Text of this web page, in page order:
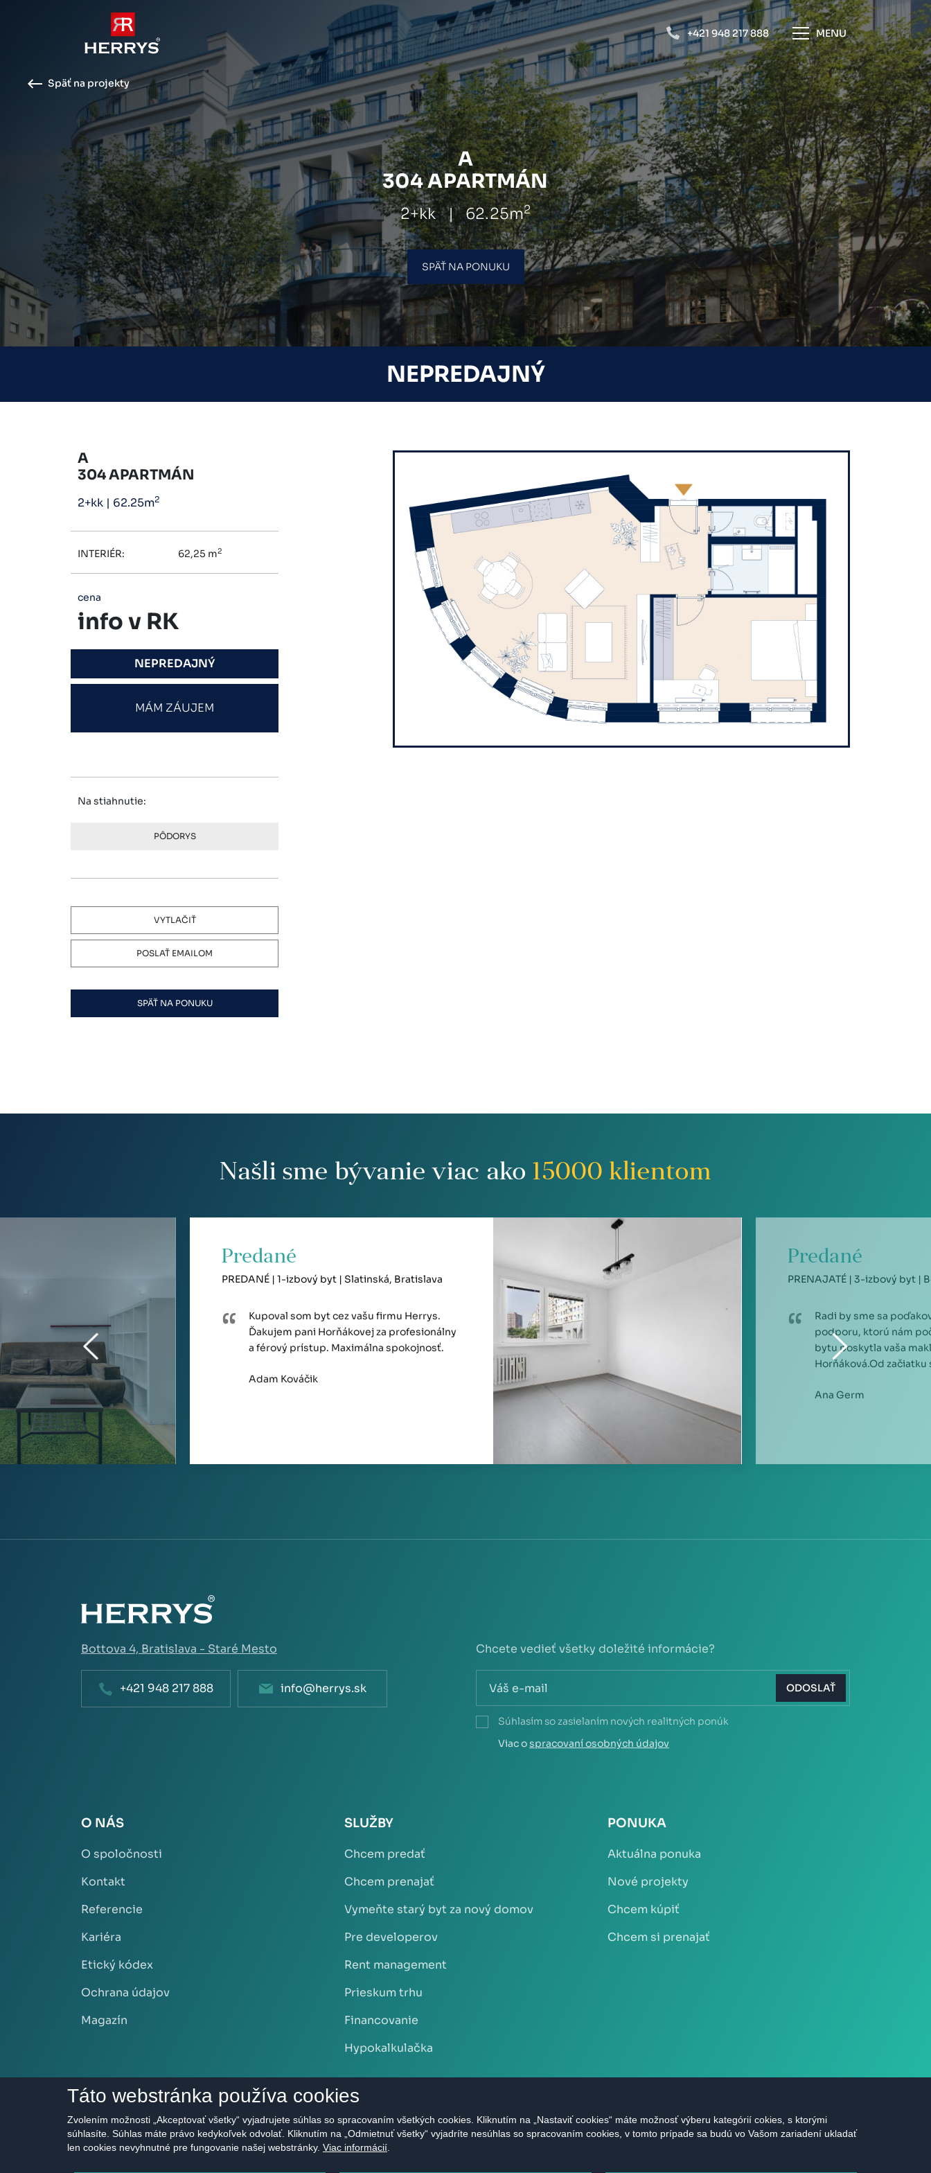
Späť na projekty
+421 948 217 888 MENU
A
304 APARTMÁN
2+kk | 62.25m2
SPÄŤ NA PONUKU
NEPREDAJNÝ
A
304 APARTMÁN
2+kk | 62.25m2
INTERIÉR: 62,25 m2
cena
info v RK
NEPREDAJNÝ
MÁM ZÁUJEM
Na stiahnutie:
PÔDORYS
VYTLAČIŤ
POSLAŤ EMAILOM
SPÄŤ NA PONUKU
Našli sme bývanie viac ako 15000 klientom
Predané
PREDANÉ | 1-izbový byt | Slatinská, Bratislava
Kupoval som byt cez vašu firmu Herrys.
Ďakujem pani Horňákovej za profesionálny
a férový prístup. Maximálna spokojnosť.
Adam Kováčik
Predané
PRENAJATÉ | 3-izbový byt |
Radi by sme sa
podporu, ktorú nám
bytu poskytla vaša
Horňáková.Od začiatku
Ana Germ
Bottova 4, Bratislava - Staré Mesto
+421 948 217 888 info@herrys.sk
Chcete vedieť všetky doležité informácie?
ODOSLAŤ
Súhlasím so zasielaním nových realitných ponúk
Viac ospracovaní osobných údajov
SLUŽBY
Chcem predať
Chcem prenajať
Vymeňte starý byt za nový domov
Pre developerov
Rent management
Prieskum trhu
Financovanie
Hypokalkulačka
PONUKA
Aktuálna ponuka
Nové projekty
Chcem kúpiť
Chcem si prenajať
O NÁS
O spoločnosti
Kontakt
Referencie
Kariéra
Etický kódex
Ochrana údajov
Magazín
Táto webstránka používa cookies
Zvolením možnosti „Akceptovať všetky“ vyjadrujete súhlas so spracovaním všetkých cookies. Kliknutím na „Nastaviť cookies“ máte možnosť výberu kategórií cokies, s ktorými
súhlasíte. Súhlas máte právo kedykoľvek odvolať. Kliknutím na „Odmietnuť všetky“ vyjadríte nesúhlas so spracovaním cookies, v tomto prípade sa budú vo Vašom zariadení ukladať
len cookies nevyhnutné pre fungovanie našej webstránky. Viac informácií